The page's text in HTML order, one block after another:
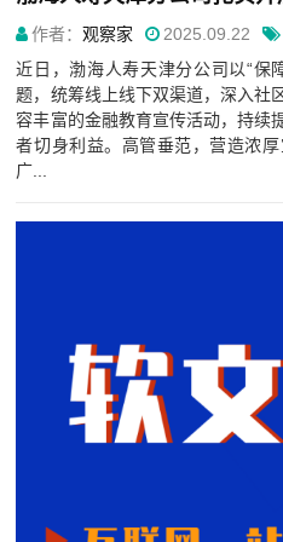
作者：观察家 2025.09.22
近日，渤海人寿天津分公司以“保
题，统筹线上线下双渠道，深入社
容丰富的金融教育宣传活动，持续
者切身利益。高管垂范，营造浓
广...